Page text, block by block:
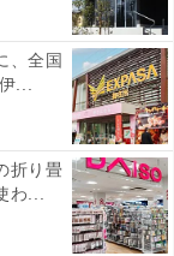
、全国
...
折り畳
わ...